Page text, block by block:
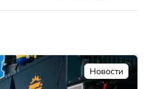
Новости